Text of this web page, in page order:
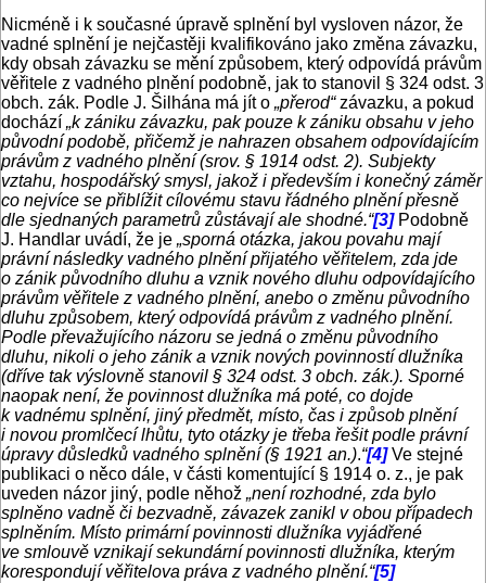
Nicméně i k současné úpravě splnění byl vysloven názor, že
vadné splnění je nejčastěji kvalifikováno jako změna závazku,
kdy obsah závazku se mění způsobem, který odpovídá právům
věřitele z vadného plnění podobně, jak to stanovil § 324 odst. 3
obch. zák. Podle J. Šilhána má jít o „přerod“závazku, a pokud
dochází „k zániku závazku, pak pouze k zániku obsahu v jeho
původní podobě, přičemž je nahrazen obsahem odpovídajícím
právům z vadného plnění (srov. § 1914 odst. 2). Subjekty
vztahu, hospodářský smysl, jakož i především i konečný záměr
co nejvíce se přiblížit cílovému stavu řádného plnění přesně
dle sjednaných parametrů zůstávají ale shodné.“[3]Podobně
J. Handlar uvádí, že je „sporná otázka, jakou povahu mají
právní následky vadného plnění přijatého věřitelem, zda jde
o zánik původního dluhu a vznik nového dluhu odpovídajícího
právům věřitele z vadného plnění, anebo o změnu původního
dluhu způsobem, který odpovídá právům z vadného plnění.
Podle převažujícího názoru se jedná o změnu původního
dluhu, nikoli o jeho zánik a vznik nových povinností dlužníka
(dříve tak výslovně stanovil § 324 odst. 3 obch. zák.). Sporné
naopak není, že povinnost dlužníka má poté, co dojde
k vadnému splnění, jiný předmět, místo, čas i způsob plnění
i novou promlčecí lhůtu, tyto otázky je třeba řešit podle právní
úpravy důsledků vadného splnění (§ 1921 an.).“[4]Ve stejné
publikaci o něco dále, v části komentující § 1914 o. z., je pak
uveden názor jiný, podle něhož „není rozhodné, zda bylo
splněno vadně či bezvadně, závazek zanikl v obou případech
splněním. Místo primární povinnosti dlužníka vyjádřené
ve smlouvě vznikají sekundární povinnosti dlužníka, kterým
korespondují věřitelova práva z vadného plnění.“[5]